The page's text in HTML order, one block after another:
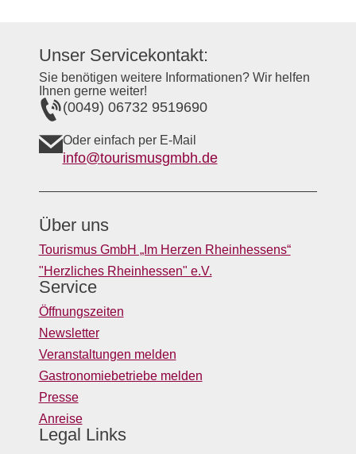
Unser Servicekontakt:
Sie benötigen weitere Informationen? Wir helfen
Ihnen gerne weiter!
(0049) 06732 9519690
Oder einfach per E-Mail
info@tourismusgmbh.de
Über uns
Tourismus GmbH „Im Herzen Rheinhessens“
"Herzliches Rheinhessen" e.V.
Service
Öffnungszeiten
Newsletter
Veranstaltungen melden
Gastronomiebetriebe melden
Presse
Anreise
Legal Links